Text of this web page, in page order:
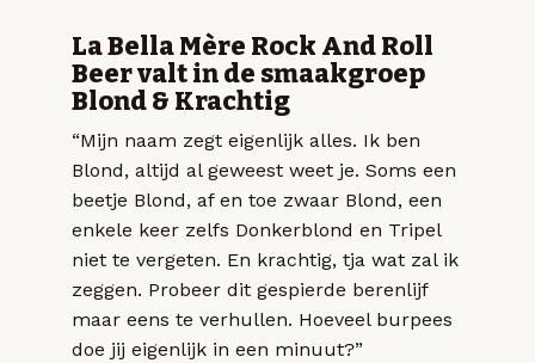
La Bella Mère Rock And Roll
Beer valt in de smaakgroep
Blond & Krachtig
“Mijn naam zegt eigenlijk alles. Ik ben
Blond, altijd al geweest weet je. Soms een
beetje Blond, af en toe zwaar Blond, een
enkele keer zelfs Donkerblond en Tripel
niet te vergeten. En krachtig, tja wat zal ik
zeggen. Probeer dit gespierde berenlijf
maar eens te verhullen. Hoeveel burpees
doe jij eigenlijk in een minuut?”